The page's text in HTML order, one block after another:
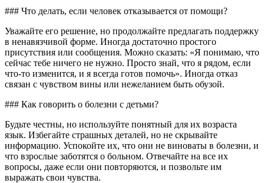
### Что делать, если человек отказывается от помощи?
Уважайте его решение, но продолжайте предлагать поддержку
в ненавязчивой форме. Иногда достаточно простого
присутствия или сообщения. Можно сказать: «Я понимаю, что
сейчас тебе ничего не нужно. Просто знай, что я рядом, если
что-то изменится, и я всегда готов помочь». Иногда отказ
связан с чувством вины или нежеланием быть обузой.
### Как говорить о болезни с детьми?
Будьте честны, но используйте понятный для их возраста
язык. Избегайте страшных деталей, но не скрывайте
информацию. Успокойте их, что они не виноваты в болезни, и
что взрослые заботятся о больном. Отвечайте на все их
вопросы, даже если они повторяются, и позвольте им
выражать свои чувства.